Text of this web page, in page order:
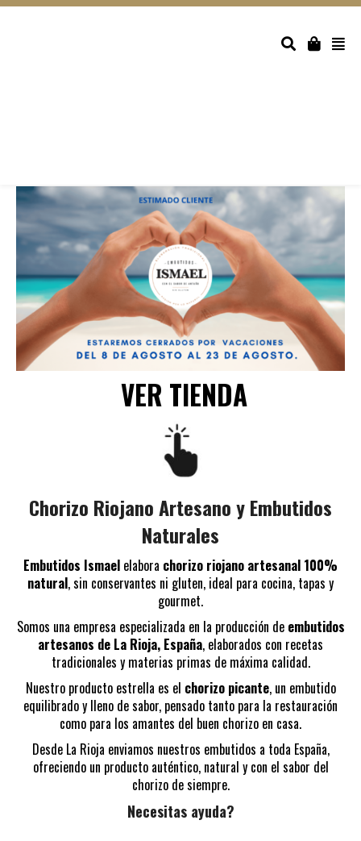
VER TIENDA
Chorizo Riojano Artesano y Embutidos
Naturales
Embutidos Ismael elabora chorizo riojano artesanal 100%
natural, sin conservantes ni gluten, ideal para cocina, tapas y
gourmet.
Somos una empresa especializada en la producción de embutidos
artesanos de La Rioja, España, elaborados con recetas
tradicionales y materias primas de máxima calidad.
Nuestro producto estrella es el chorizo picante, un embutido
equilibrado y lleno de sabor, pensado tanto para la restauración
como para los amantes del buen chorizo en casa.
Desde La Rioja enviamos nuestros embutidos a toda España,
ofreciendo un producto auténtico, natural y con el sabor del
chorizo de siempre.
Necesitas ayuda?